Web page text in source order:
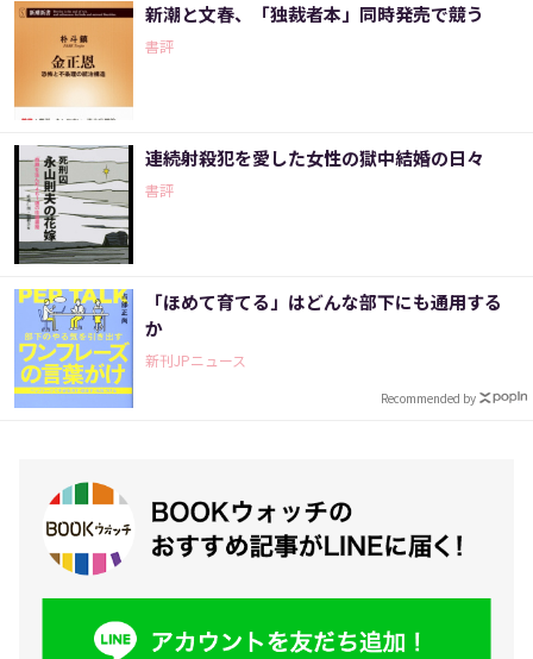
新潮と文春、「独裁者本」同時発売で競う
書評
連続射殺犯を愛した女性の獄中結婚の日々
書評
「ほめて育てる」はどんな部下にも通用する
か
新刊JPニュース
Recommended by